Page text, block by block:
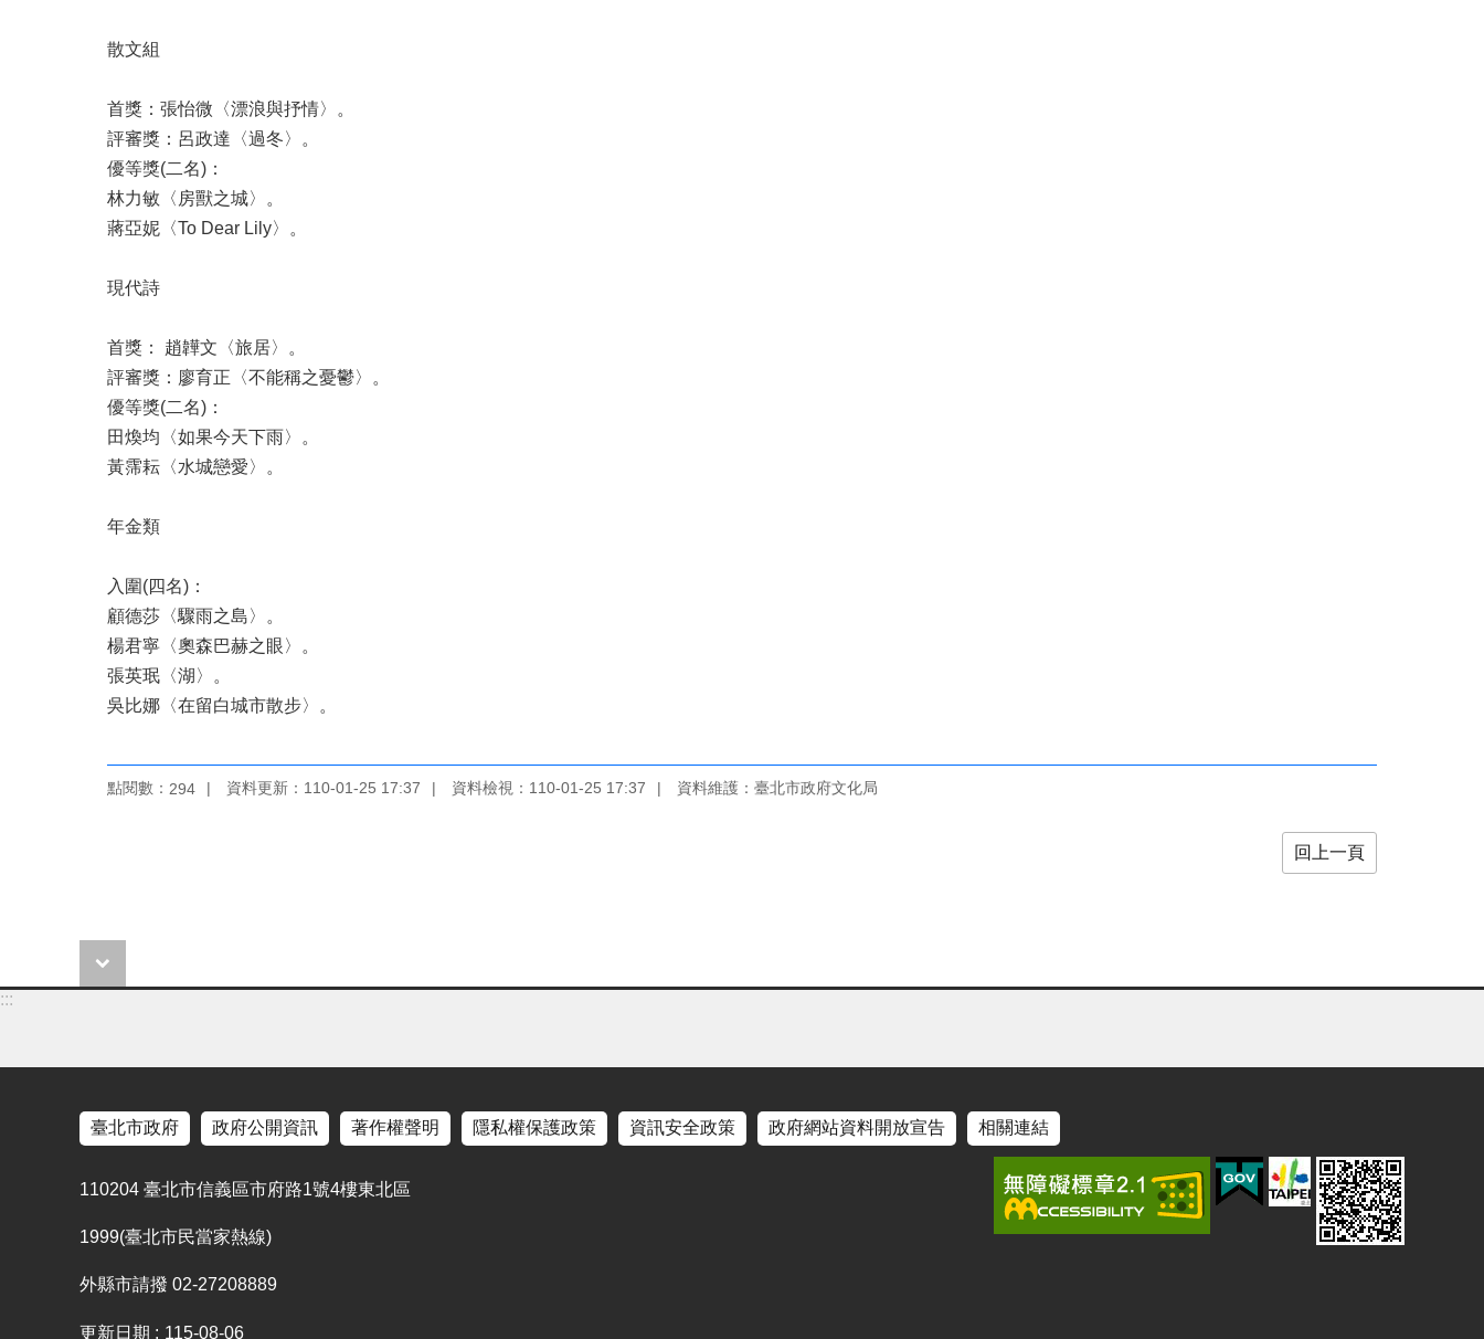
散文組
首獎：張怡微〈漂浪與抒情〉。
評審獎：呂政達〈過冬〉。
優等獎(二名)：
林力敏〈房獸之城〉。
蔣亞妮〈To Dear Lily〉。
現代詩
首獎： 趙韡文〈旅居〉。
評審獎：廖育正〈不能稱之憂鬱〉。
優等獎(二名)：
田煥均〈如果今天下雨〉。
黃霈耘〈水城戀愛〉。
年金類
入圍(四名)：
顧德莎〈驟雨之島〉。
楊君寧〈奧森巴赫之眼〉。
張英珉〈湖〉。
吳比娜〈在留白城市散步〉。
點閱數： 294 資料更新：110-01-25 17:37 資料檢視：110-01-25 17:37 資料維護：臺北市政府文化局
回上一頁
:::
臺北市政府 政府公開資訊 著作權聲明 隱私權保護政策 資訊安全政策 政府網站資料開放宣告 相關連結
110204 臺北市信義區市府路1號4樓東北區
1999(臺北市民當家熱線)
外縣市請撥 02-27208889
更新日期 115-08-06